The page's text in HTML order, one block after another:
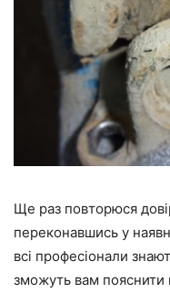
Ще раз повторюся
переконавшись у
всі професіонали
зможуть вам пояснити